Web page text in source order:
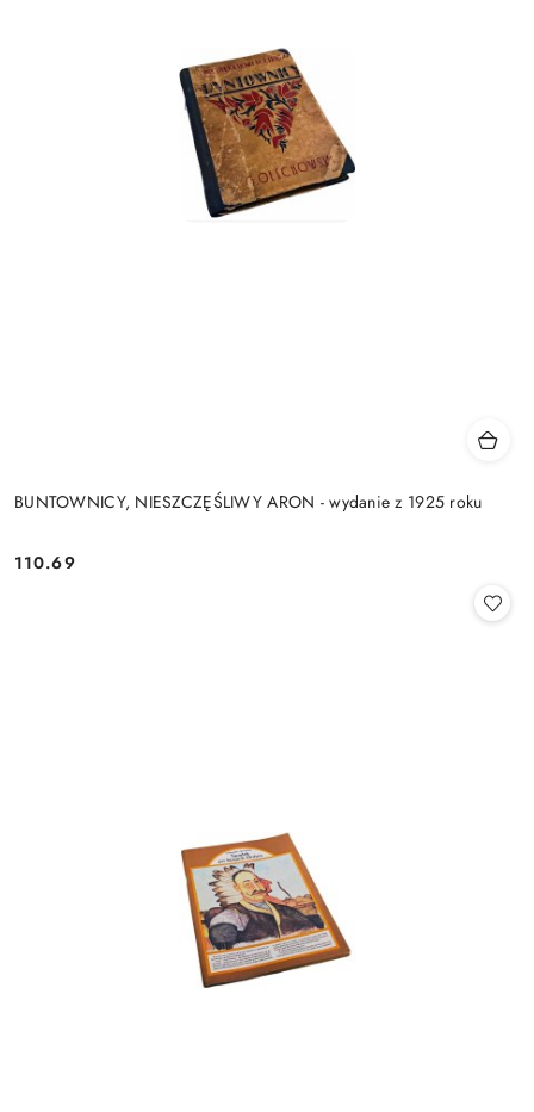
BUNTOWNICY, NIESZCZĘŚLIWY ARON - wydanie z 1925 roku
Cena:
110.69